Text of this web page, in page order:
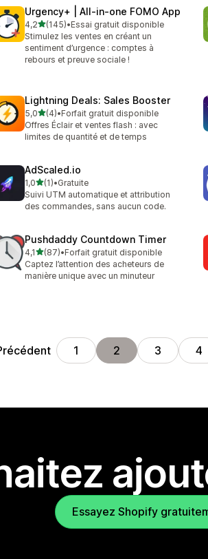
Urgency+ | All‑in‑one FOMO App
4,2étoile(s) sur 5
(145)
145 avis au total
•Essai gratuit disponible
Stimulez les ventes en créant un
sentiment d’urgence : comptes à
rebours et preuve sociale !
Lightning Deals: Sales Booster
5,0étoile(s) sur 5
(4)
4 avis au total
•Forfait gratuit disponible
Offres Éclair et ventes flash : avec
limites de quantité et de temps
AdScaled.io
1,0étoile(s) sur 5
(1)
1 avis au total
•Gratuite
Suivi UTM automatique et attribution
des commandes, sans aucun code.
Pushdaddy Countdown Timer
4,1étoile(s) sur 5
(87)
87 avis au total
•Forfait gratuit disponible
Captez l’attention des acheteurs de
manière unique avec un minuteur
1 2 3 4
Essayez Shopify